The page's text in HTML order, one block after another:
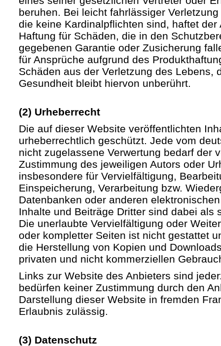
beruhen. Bei leicht fahrlässiger
die keine Kardinalpflichten sind, haftet der
Haftung für Schäden, die in den
gegebenen Garantie oder Zusicherung
für Ansprüche aufgrund des
Schäden aus der Verletzung des Lebens,
Gesundheit bleibt hiervon unberührt.
(2) Urheberrecht
Die auf dieser Website veröffentlichten
urheberrechtlich geschützt. Jede vom
nicht zugelassene Verwertung bedarf der
Zustimmung des jeweiligen Autors oder
insbesondere für Vervielfältigung,
Einspeicherung, Verarbeitung bzw.
Datenbanken oder anderen
Inhalte und Beiträge Dritter sind dabei als
Die unerlaubte Vervielfältigung oder
oder kompletter Seiten ist nicht gestattet
die Herstellung von Kopien und
privaten und nicht kommerziellen
Links zur Website des Anbieters sind
bedürfen keiner Zustimmung durch den
Darstellung dieser Website in fremden
Erlaubnis zulässig.
(3) Datenschutz